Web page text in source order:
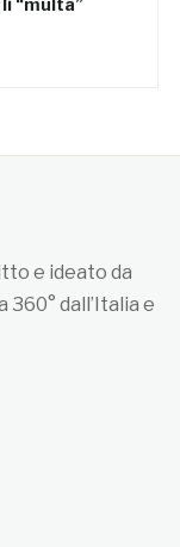
e ideato da
dall’Italia e